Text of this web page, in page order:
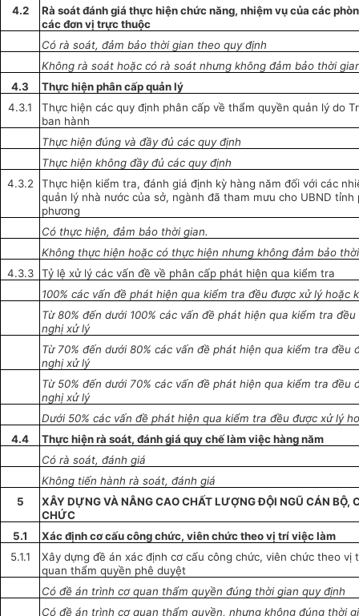
4.2
Rà soát đánh giá thực hiện chức năng, nhiệm vụ của các
các đơn vịtrực thuộc
Có rà soát, đảm bảo thời gian theo quy định
Không rà soát hoặc có rà soát nhưng không đảm bảo thời
4.3
Thực hiện phân cấp quản lý
4.3.1
Thực hiện các quy định phân cấp về thẩm quyền quản lý do
ban hành
Thực hiện đúng và đầy đủ các quy định
Thực hiện không đầy đủ các quy định
4.3.2
Thực hiện kiểm tra, đánh giá định kỳ hàng năm đối với các
quản lý nhà nước của sở, ngành đã tham mưu cho UBND tỉnh
phương
Có thực hiện, đảm bảo thời gian.
Không thực hiện hoặc có thực hiệnnhưng không đảm bảo
4.3.3
Tỷ lệ xử lý các vấn đề về phân cấp phát hiện qua kiểm tra
100% các vấn đề phát hiện qua kiểm tra đều được xử lý hoặc
Từ 80% đến dưới 100% các vấn đề phát hiện qua kiểm tra
nghị xử lý
Từ 70% đến dưới 80% các vấn đề phát hiện qua kiểm tra đều
nghị xử lý
Từ 50% đến dưới 70% các vấn đề phát hiện qua kiểm tra đều
nghị xử lý
Dưới 50% các vấn đề phát hiện qua kiểm tra đều được xử lý
4.4
Thực hiện rà soát, đánh giá quy chế làm việc hàng năm
Có rà soát, đánh giá
Không tiến hành rà soát, đánh giá
5
XÂY DỰNG VÀ NÂNG CAO CHẤT LƯỢNG ĐỘI NGŨ CÁN BỘ,
CHỨC
5.1
Xác địnhcơ cấucông chức, viên chức theo vị trí việc làm
5.1.1
Xây dựng đề án xác định cơ cấu công chức, viên chức theo vị
quan thẩm quyền phê duyệt
Có đềán trình cơ quan thẩm quyền đúng thờigian quy định
Có đề án trình cơ quan thẩm quyền, nhưng không đúng thời